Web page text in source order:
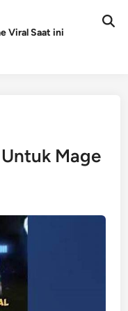
Viral Saat ini
Mage